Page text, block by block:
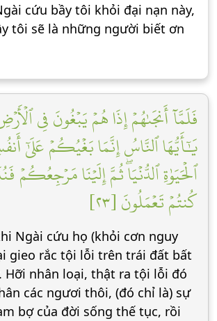
cứu bầy tôi khỏi đại nạn này,
tôi sẽ là những người biết ơn
فَلَمَّآ أَنجَىٰهُمۡ إِذَا هُمۡ يَبۡغُونَ فِي
يَٰٓأَيُّهَا ٱلنَّاسُ إِنَّمَا بَغۡيُكُمۡ عَلَىٰٓ
ٱلۡحَيَوٰةِ ٱلدُّنۡيَاۖ ثُمَّ إِلَيۡنَا مَرۡجِعُكُمۡ
كُنتُمۡ تَعۡمَلُونَ [٢٣]
Ngài cứu họ (khỏi cơn nguy
gieo rắc tội lỗi trên trái đất bất
Hỡi nhân loại, thật ra tội lỗi đó
các ngươi thôi, (đó chỉ là) sự
bợ của đời sống thế tục, rồi